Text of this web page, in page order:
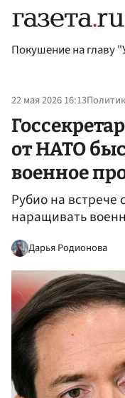
Покушение на главу
22 мая 2026 16:13
от НАТО
военное
Рубио на встрече
наращивать
Дарья Родионова